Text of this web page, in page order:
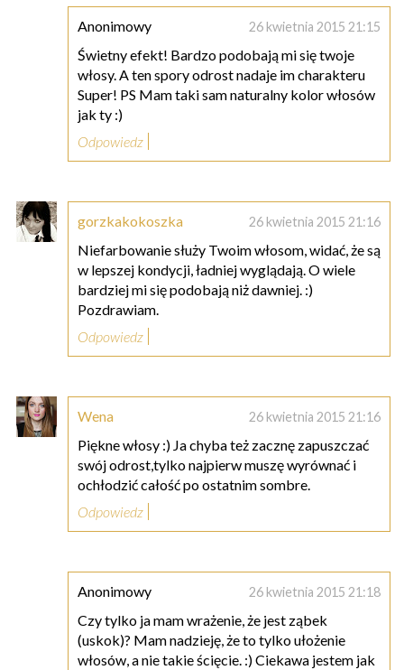
Anonimowy 26 kwietnia 2015 21:15
Świetny efekt! Bardzo podobają mi się twoje
włosy. A ten spory odrost nadaje im charakteru
Super! PS Mam taki sam naturalny kolor włosów
jak ty :)
Odpowiedz
gorzkakokoszka 26 kwietnia 2015 21:16
Niefarbowanie służy Twoim włosom, widać, że są
w lepszej kondycji, ładniej wyglądają. O wiele
bardziej mi się podobają niż dawniej. :)
Pozdrawiam.
Odpowiedz
Wena 26 kwietnia 2015 21:16
Piękne włosy :) Ja chyba też zacznę zapuszczać
swój odrost,tylko najpierw muszę wyrównać i
ochłodzić całość po ostatnim sombre.
Odpowiedz
Anonimowy 26 kwietnia 2015 21:18
Czy tylko ja mam wrażenie, że jest ząbek
(uskok)? Mam nadzieję, że to tylko ułożenie
włosów, a nie takie ścięcie. :) Ciekawa jestem jak